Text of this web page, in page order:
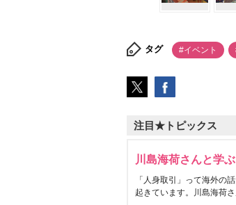
タグ #イベント
注目★トピックス
川島海荷さんと学
「人身取引」って海外の
起きています。川島海荷